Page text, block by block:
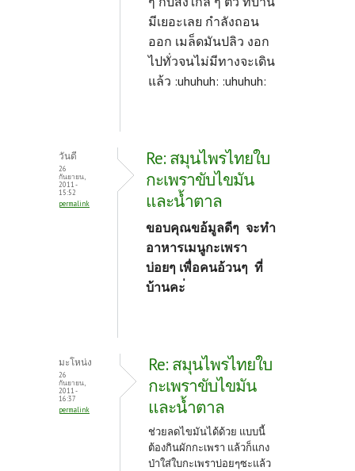
มีเยอะเลย กำลังถอน
ออก เมล็ดมันปลิว งอก
ไปทั่วจนไม่มีทางจะเดิน
แล้ว :uhuhuh: :uhuhuh:
วันดี
26
กันยายน,
2011 -
15:52
permalink
Re: สมุนไพรไทยใบ
กะเพราขับไขมัน
และน้ำตาล
ขอบคุณขอ้มูลดีๆ จะทำ
อาหารเมนูกะเพรา
บ่อยๆ เพื่อคนอ้วนๆ ที่
บ้านคะ่
มะโหน่ง
26
กันยายน,
2011 -
16:37
permalink
Re: สมุนไพรไทยใบ
กะเพราขับไขมัน
และน้ำตาล
ช่วยลดไขมันได้ด้วย แบบนี้
ต้องกินผักกะเพรา แล้วก็แกง
ป่าใส่ใบกะเพราบ่อยๆซะแล้ว